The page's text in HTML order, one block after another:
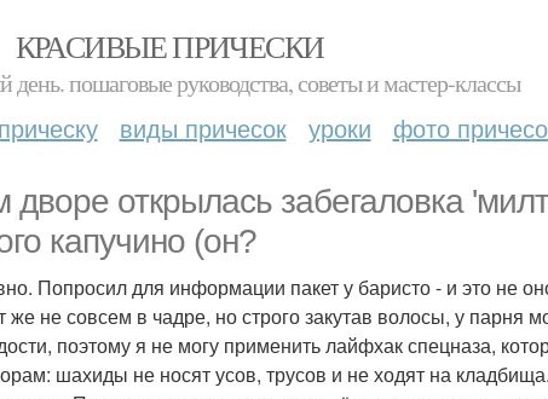
КРАСИВЫЕ ПРИЧЕСКИ
пошаговые руководства, советы и мастер-классы
виды причесок уроки фото
дворе открылась забегаловка
капучино (он?
Попросил для информации пакет у баристо - и это не
же не совсем в чадре, но строго закутав волосы, у парня
поэтому я не могу применить лайфхак спецназа,
шахиды не носят усов, трусов и не ходят на